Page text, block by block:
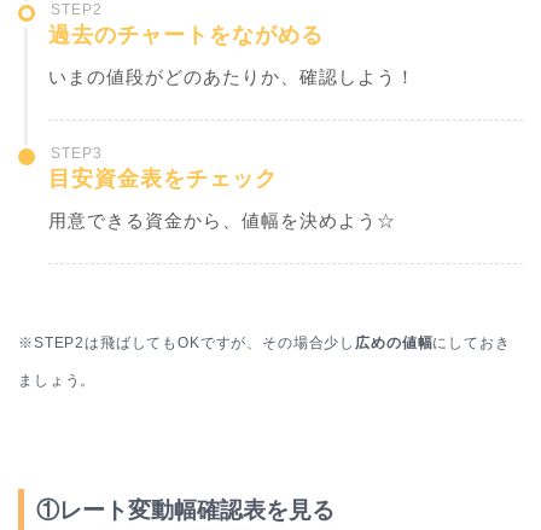
STEP2
過去のチャートをながめる
いまの値段がどのあたりか、確認しよう！
STEP3
目安資金表をチェック
用意できる資金から、値幅を決めよう☆
※STEP2は飛ばしてもOKですが、その場合少し 広めの値幅にしておき
ましょう。
①レート変動幅確認表を見る